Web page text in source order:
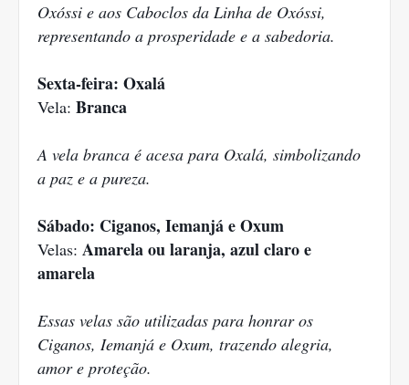
Oxóssi e aos Caboclos da Linha de Oxóssi,
representando a prosperidade e a sabedoria.
Sexta-feira: Oxalá
Vela: Branca
A vela branca é acesa para Oxalá, simbolizando
a paz e a pureza.
Sábado: Ciganos, Iemanjá e Oxum
Velas: Amarela ou laranja, azul claro e
amarela
Essas velas são utilizadas para honrar os
Ciganos, Iemanjá e Oxum, trazendo alegria,
amor e proteção.